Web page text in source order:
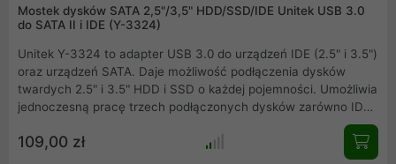
Mostek dysków SATA 2,5"/3,5" HDD/SSD/IDE Unitek USB 3.0
do SATA II i IDE (Y-3324)
Unitek Y-3324 to adapter USB 3.0 do urządzeń IDE (2.5" i 3.5")
oraz urządzeń SATA. Daje możliwość podłączenia dysków
twardych 2.5" i 3.5" HDD i SSD o każdej pojemności. Umożliwia
jednoczesną pracę trzech podłączonych dysków zarówno IDE
jak i SATA. Przy jego pomocy możemy także podpiąć do portu
USB napędy opytczne CD/DVD-ROM, CD/DVD-RW, DVD-RAM.
109,00 zł